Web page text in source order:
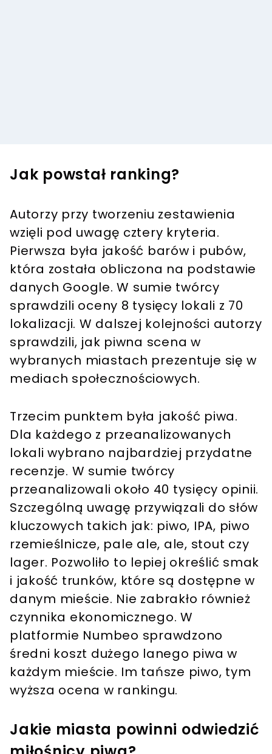
Jak powstał ranking?
Autorzy przy tworzeniu zestawienia
wzięli pod uwagę cztery kryteria.
Pierwsza była jakość barów i pubów,
która została obliczona na podstawie
danych Google. W sumie twórcy
sprawdzili oceny 8 tysięcy lokali z 70
lokalizacji. W dalszej kolejności autorzy
sprawdzili, jak piwna scena w
wybranych miastach prezentuje się w
mediach społecznościowych.
Trzecim punktem była jakość piwa.
Dla każdego z przeanalizowanych
lokali wybrano najbardziej przydatne
recenzje. W sumie twórcy
przeanalizowali około 40 tysięcy opinii.
Szczególną uwagę przywiązali do słów
kluczowych takich jak: piwo, IPA, piwo
rzemieślnicze, pale ale, ale, stout czy
lager. Pozwoliło to lepiej określić smak
i jakość trunków, które są dostępne w
danym mieście. Nie zabrakło również
czynnika ekonomicznego. W
platformie Numbeo sprawdzono
średni koszt dużego lanego piwa w
każdym mieście. Im tańsze piwo, tym
wyższa ocena w rankingu.
Jakie miasta powinni odwiedzić